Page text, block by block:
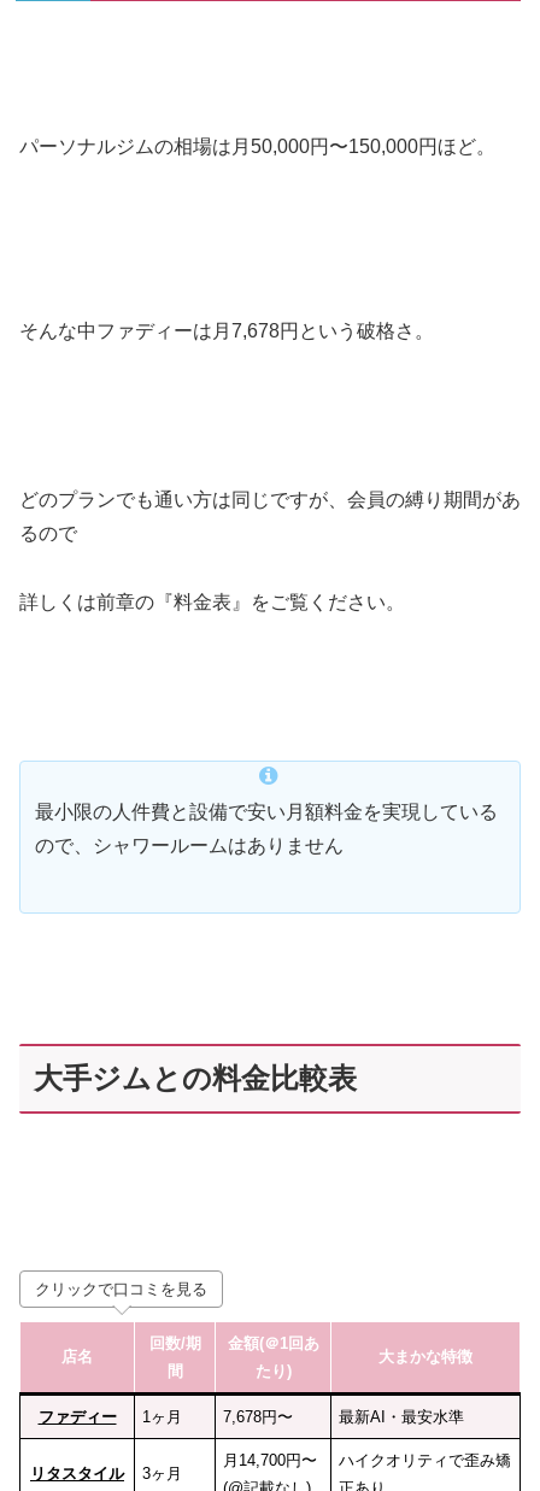
パーソナルジムの相場は月50,000円〜150,000円ほど。
そんな中ファディーは月7,678円という破格さ。
どのプランでも通い方は同じですが、会員の縛り期間があ
るので
詳しくは前章の『料金表』をご覧ください。
最小限の人件費と設備で安い月額料金を実現している
ので、シャワールームはありません
大手ジムとの料金比較表
クリックで口コミを見る
店名
回数/期
間
金額(＠1回あ
たり)
大まかな特徴
ファディー 1ヶ月 7,678円〜 最新AI・最安水準
リタスタイル 3ヶ月
月14,700円〜
ハイクオリティで歪み矯